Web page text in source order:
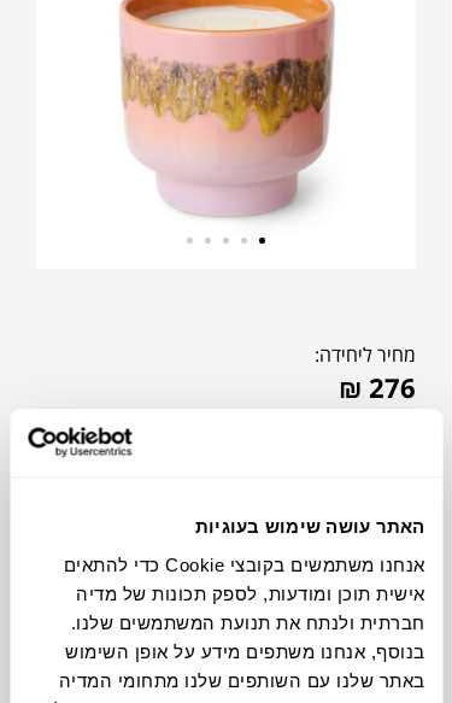
האתר עושה שימוש בעוגיות
אנחנו משתמשים בקובצי Cookie כדי להתאים
אישית תוכן ומודעות, לספק תכונות של מדיה
חברתית ולנתח את תנועת המשתמשים שלנו.
בנוסף, אנחנו משתפים מידע על אופן השימוש
באתר שלנו עם השותפים שלנו מתחומי המדיה
מחיר ליחידה:
₪ 276